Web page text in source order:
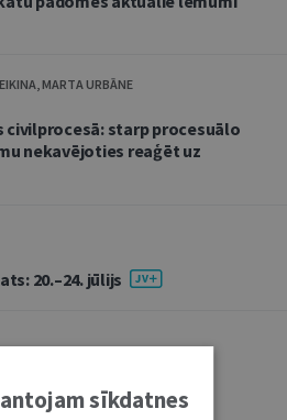
MARTA URBĀNE
civilprocesā: starp procesuālo
nekavējoties reaģēt uz
20.–24. jūlijs
juridiskie aspekti
sīkdatnes